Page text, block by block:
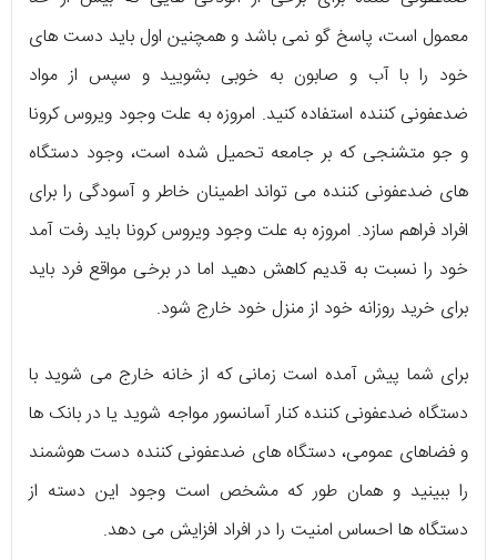
معمول است، پاسخ گو نمی باشد و همچنین اول باید دست های
خود را با آب و صابون به خوبی بشویید و سپس از مواد
ضدعفونی کننده استفاده کنید. امروزه به علت وجود ویروس کرونا
و جو متشنجی که بر جامعه تحمیل شده است، وجود دستگاه
های ضدعفونی کننده می تواند اطمینان خاطر و آسودگی را برای
افراد فراهم سازد. امروزه به علت وجود ویروس کرونا باید رفت آمد
خود را نسبت به قدیم کاهش دهید اما در برخی مواقع فرد باید
برای خرید روزانه خود از منزل خود خارج شود.
برای شما پیش آمده است زمانی که از خانه خارج می شوید با
دستگاه ضدعفونی کننده کنار آسانسور مواجه شوید یا در بانک ها
و فضاهای عمومی، دستگاه های ضدعفونی کننده دست هوشمند
را ببینید و همان طور که مشخص است وجود این دسته از
دستگاه ها احساس امنیت را در افراد افزایش می دهد.